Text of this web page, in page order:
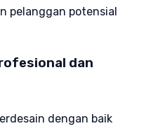
pelanggan potensial
dan
dengan baik